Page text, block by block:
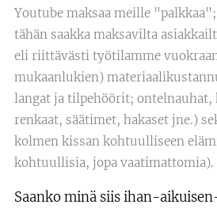
Youtube maksaa meille
tähän saakka maksavilta
eli riittävästi työtilamme
mukaanlukien)
langat ja tilpehöörit;
renkaat, säätimet, hakaset jne.)
kolmen kissan kohtuulliseen
kohtuullisia, jopa vaatimattomia).
Saanko minä siis ihan-